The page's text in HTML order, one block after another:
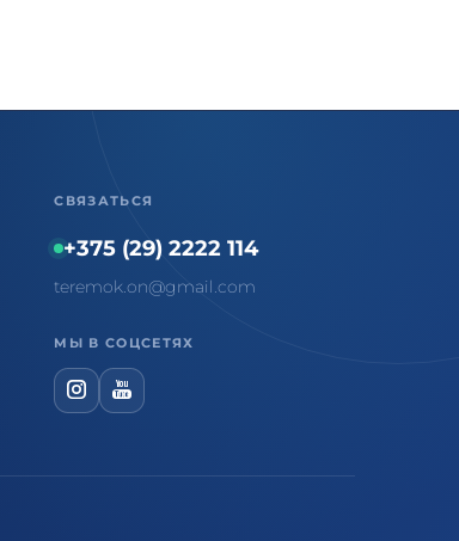
СВЯЗАТЬСЯ
+375 (29) 2222 114
teremok.on@gmail.com
МЫ В СОЦСЕТЯХ